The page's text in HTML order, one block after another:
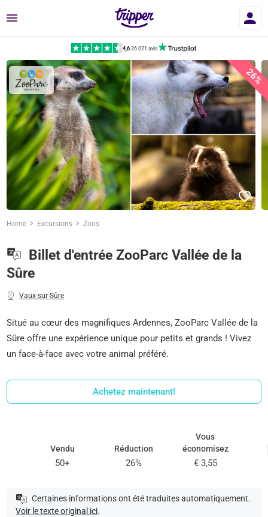
Menu
4,6|26 021 avis
26%
Home Excursions Zoos
Billet d'entrée ZooParc Vallée de la
Sûre
Vaux-sur-Sûre
Situé au cœur des magnifiques Ardennes, ZooParc Vallée de la
Sûre offre une expérience unique pour petits et grands ! Vivez
un face-à-face avec votre animal préféré.
Achetez maintenant!
Vendu
50+
Réduction
26%
Vous
économisez
€ 3,55
Certaines informations ont été traduites automatiquement.
Voir le texte original ici.